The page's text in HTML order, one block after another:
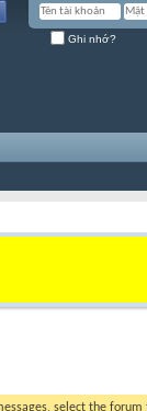
Ghi nhớ?
select the